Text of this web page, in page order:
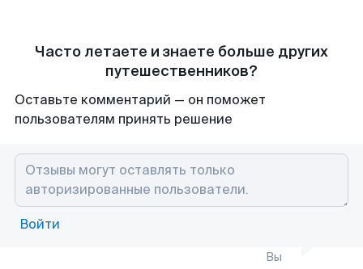
Часто летаете и знаете больше других
путешественников?
Оставьте комментарий — он поможет
пользователям принять решение
Войти
Вы